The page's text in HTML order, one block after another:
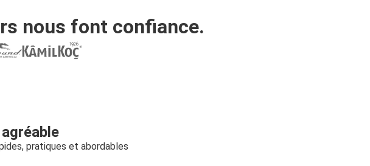
nous font confiance.
pratiques et abordables